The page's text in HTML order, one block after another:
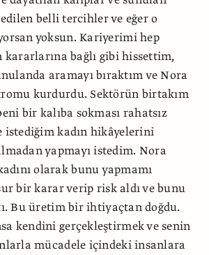
belli tercihler ve eğer o
yoksun. Kariyerimi hep
bağlı gibi hissettim,
aramayı bıraktım ve Nora
kurdurdu. Sektörün birtakım
bir kalıba sokması rahatsız
istediğim kadın hikâyelerini
yapmayı istedim. Nora
olarak bunu yapmamı
bir karar verip risk aldı ve bunu
Bu üretim bir ihtiyaçtan doğdu.
kendini gerçekleştirmek ve senin
mücadele içindeki insanlara